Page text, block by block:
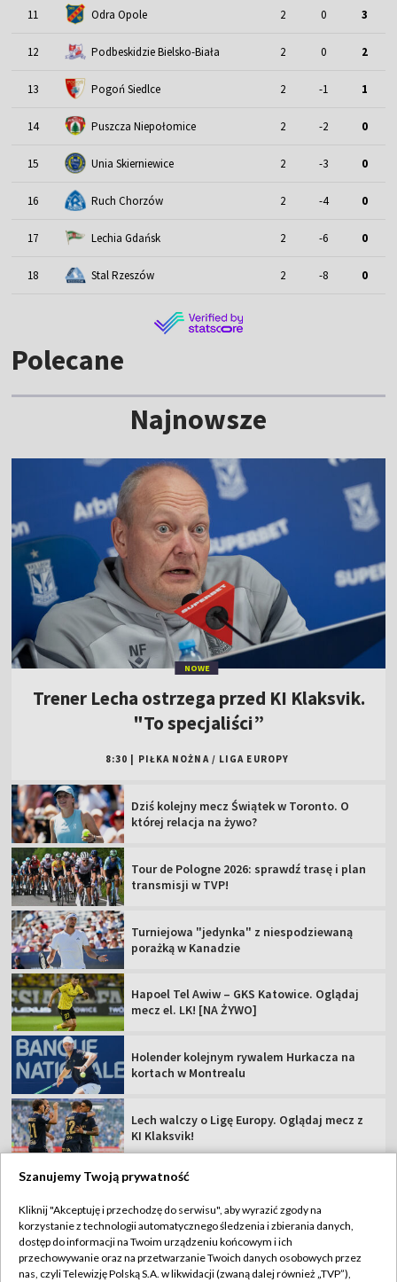
11 Odra Opole 2 0 3
12 Podbeskidzie Bielsko-Biała 2 0 2
13 Pogoń Siedlce 2 -1 1
14 Puszcza Niepołomice 2 -2 0
15 Unia Skierniewice 2 -3 0
16 Ruch Chorzów 2 -4 0
17 Lechia Gdańsk 2 -6 0
18 Stal Rzeszów 2 -8 0
Polecane
Najnowsze
NOWE
Trener Lecha ostrzega przed KI Klaksvik.
"To specjaliści”
8:30 PIŁKA NOŻNA / LIGA EUROPY
Dziś kolejny mecz Świątek w Toronto. O
której relacja na żywo?
Tour de Pologne 2026: sprawdź trasę i plan
transmisji w TVP!
Turniejowa "jedynka" z niespodziewaną
porażką w Kanadzie
Hapoel Tel Awiw – GKS Katowice. Oglądaj
mecz el. LK! [NA ŻYWO]
Holender kolejnym rywalem Hurkacza na
kortach w Montrealu
Lech walczy o Ligę Europy. Oglądaj mecz z
KI Klaksvik!
TVP
Abonament TVP
Regulamin TVP
Szanujemy Twoją prywatność
Kliknij "Akceptuję i przechodzę do serwisu", aby wyrazić zgody na
korzystanie z technologii automatycznego śledzenia i zbierania danych,
dostęp do informacji na Twoim urządzeniu końcowym i ich
przechowywanie oraz na przetwarzanie Twoich danych osobowych przez
nas, czyli Telewizję Polską S.A. w likwidacji (zwaną dalej również „TVP”),